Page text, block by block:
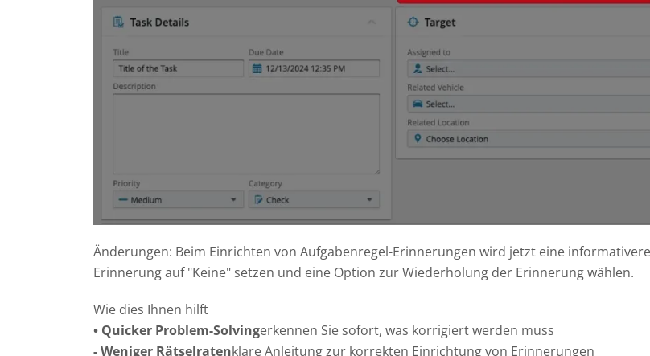
Änderungen: Beim Einrichten von Aufgabenregel-Erinnerungen wird jetzt eine
Erinnerung auf "Keine" setzen und eine Option zur Wiederholung der Erinnerung wählen.
Wie dies Ihnen hilft
• Quicker Problem-Solvingerkennen Sie sofort, was korrigiert werden muss
- Weniger Rätselratenklare Anleitung zur korrekten Einrichtung von Erinnerungen